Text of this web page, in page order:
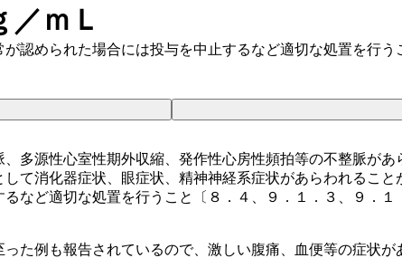
認められた場合には投与を中止するなど適切な処置を行う
源性心室性期外収縮、発作性心房性頻拍等の不整脈があ
て消化器症状、眼症状、精神神経系症状があらわれるこ
など適切な処置を行うこと〔８．４、９．１．３、９．
た例も報告されているので、激しい腹痛、血便等の症状
ｍＬ